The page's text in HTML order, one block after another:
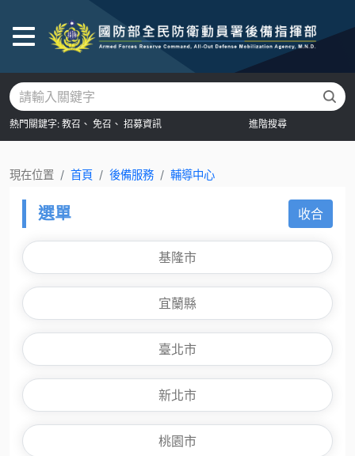
熱門關鍵字: 教召、 免召、 招募資訊 進階搜尋
現在位置 首頁 後備服務 輔導中心
選單 收合
基隆市
宜蘭縣
臺北市
新北市
桃園市